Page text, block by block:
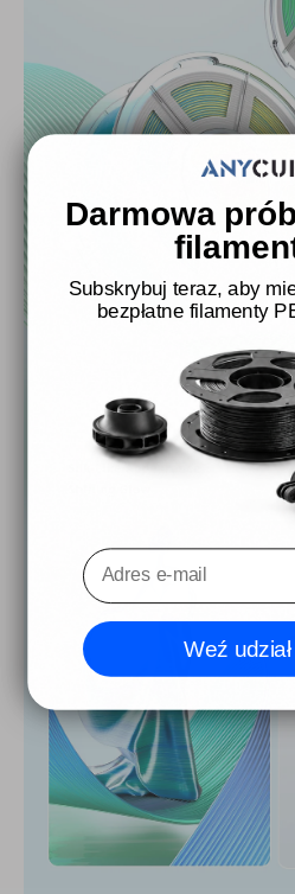
Darmowa
Subskrybuj teraz, aby
bezpłatne filamenty
Weź